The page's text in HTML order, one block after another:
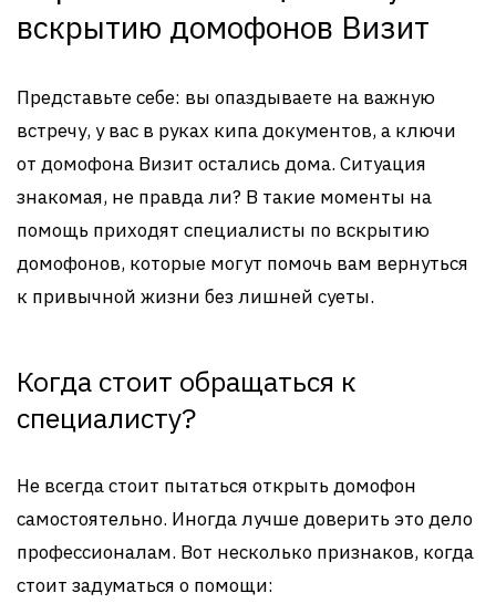
вскрытию домофонов Визит
Представьте себе: вы опаздываете на важную
встречу, у вас в руках кипа документов, а ключи
от домофона Визит остались дома. Ситуация
знакомая, не правда ли? В такие моменты на
помощь приходят специалисты по вскрытию
домофонов, которые могут помочь вам вернуться
к привычной жизни без лишней суеты.
Когда стоит обращаться к
специалисту?
Не всегда стоит пытаться открыть домофон
самостоятельно. Иногда лучше доверить это дело
профессионалам. Вот несколько признаков, когда
стоит задуматься о помощи: